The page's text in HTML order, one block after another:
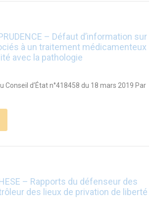
– Défaut d’information sur
à un traitement médicamenteux
avec la pathologie
Conseil d’État n°418458 du 18 mars 2019 Par
– Rapports du défenseur des
des lieux de privation de liberté